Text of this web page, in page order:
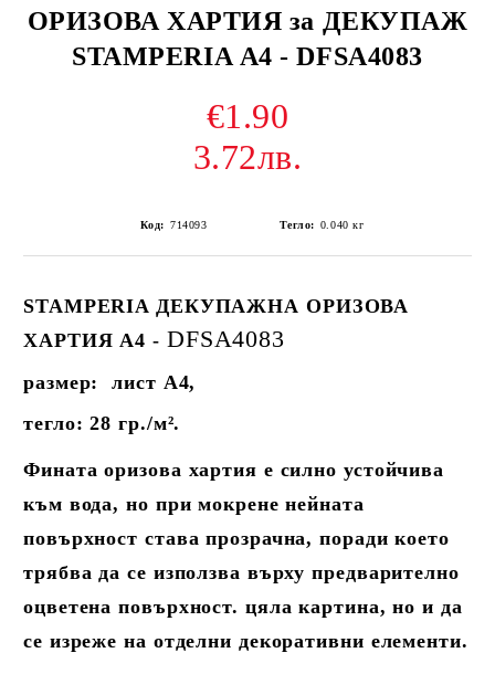
ОРИЗОВА ХАРТИЯ за ДЕКУПАЖ
STAMPERIA А4 - DFSA4083
€1.90
3.72лв.
Код: 714093 Тегло: 0.040 кг
STAMPERIA ДЕКУПАЖНА ОРИЗОВА
ХАРТИЯА4 - DFSA4083
размер: лист А4,
тегло: 28 гр./м².
Фината оризова хартия е силно устойчива
към вода, но при мокрене нейната
повърхност става прозрачна, поради което
трябва да се използва върху предварително
оцветена повърхност. цяла картина, но и да
се изреже на отделни декоративни елементи.